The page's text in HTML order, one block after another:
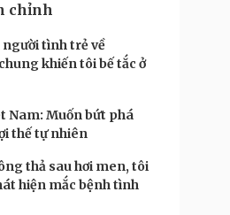
chỉnh
người tình trẻ về
khiến tôi bế tắc ở
Nam: Muốn bứt phá
thế tự nhiên
thả sau hơi men, tôi
hiện mắc bệnh tình